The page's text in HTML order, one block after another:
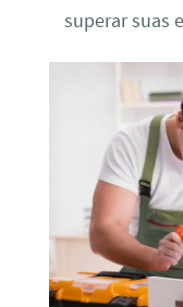
superar suas